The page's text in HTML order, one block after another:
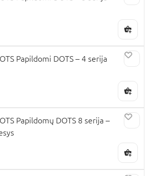
Papildomi DOTS – 4 serija
Papildomų DOTS 8 serija –